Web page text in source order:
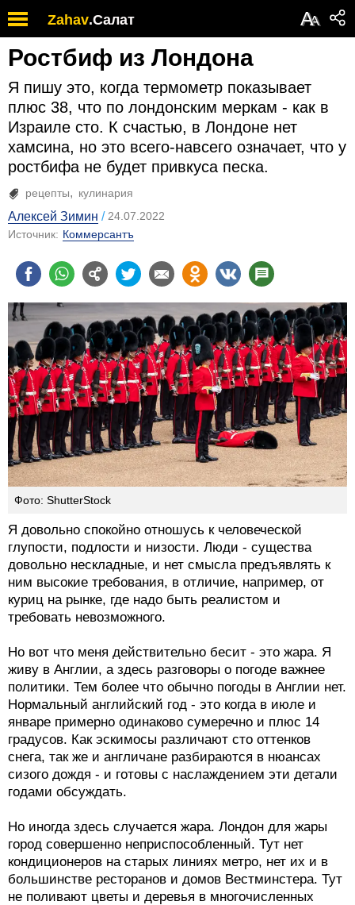
Zahav.Салат АА
Ростбиф из Лондона
Я пишу это, когда термометр показывает
плюс 38, что по лондонским меркам - как в
Израиле сто. К счастью, в Лондоне нет
хамсина, но это всего-навсего означает, что у
ростбифа не будет привкуса песка.
рецепты кулинария
Алексей Зимин
24.07.2022
Источник: Коммерсантъ
Фото: ShutterStock
Я довольно спокойно отношусь к человеческой
глупости, подлости и низости. Люди - существа
довольно нескладные, и нет смысла предъявлять к
ним высокие требования, в отличие, например, от
куриц на рынке, где надо быть реалистом и
требовать невозможного.
Но вот что меня действительно бесит - это жара. Я
живу в Англии, а здесь разговоры о погоде важнее
политики. Тем более что обычно погоды в Англии нет.
Нормальный английский год - это когда в июле и
январе примерно одинаково сумеречно и плюс 14
градусов. Как эскимосы различают сто оттенков
снега, так же и англичане разбираются в нюансах
сизого дождя - и готовы с наслаждением эти детали
годами обсуждать.
Но иногда здесь случается жара. Лондон для жары
город совершенно неприспособленный. Тут нет
кондиционеров на старых линиях метро, нет их и в
большинстве ресторанов и домов Вестминстера. Тут
не поливают цветы и деревья в многочисленных